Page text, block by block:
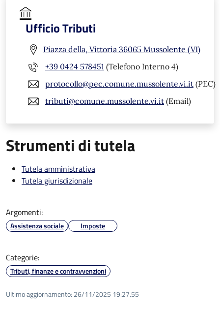
Ufficio Tributi
Piazza della, Vittoria 36065 Mussolente (VI)
+39 0424 578451 (Telefono Interno 4)
protocollo@pec.comune.mussolente.vi.it (PEC)
tributi@comune.mussolente.vi.it (Email)
Strumenti di tutela
Tutela amministrativa
Tutela giurisdizionale
Argomenti:
Assistenza sociale Imposte
Categorie:
Tributi, finanze e contravvenzioni
Ultimo aggiornamento: 26/11/2025 19:27.55